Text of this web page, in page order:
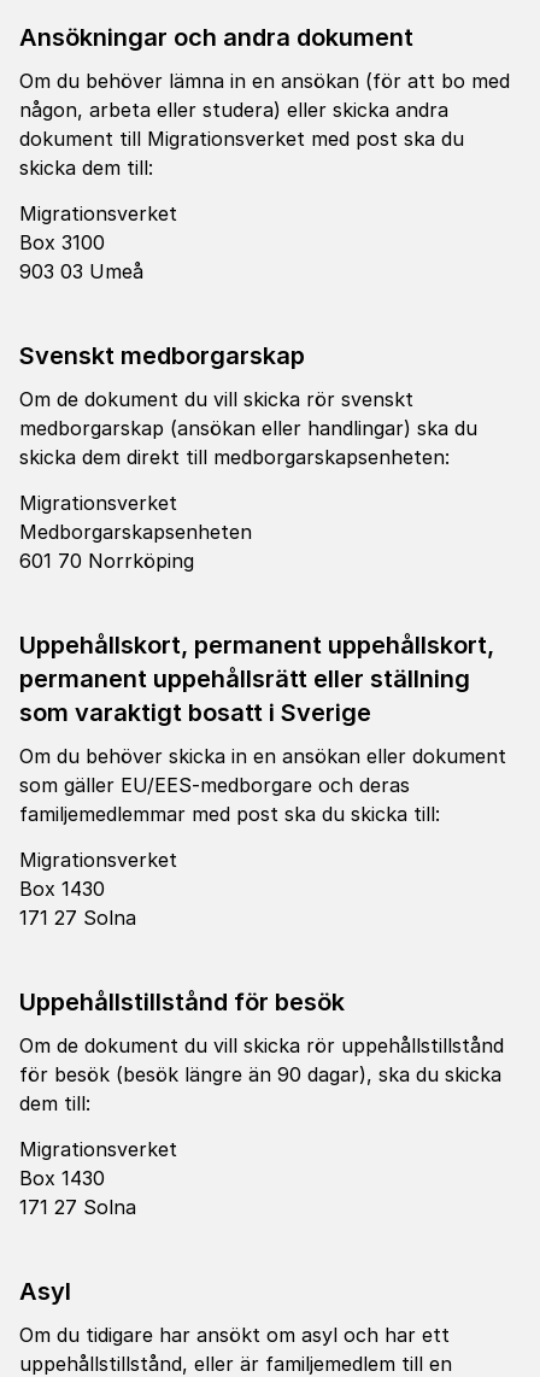
Ansökningar och andra dokument
Om du behöver lämna in en ansökan (för att bo med
någon, arbeta eller studera) eller skicka andra
dokument till Migrationsverket med post ska du
skicka dem till:
Migrationsverket
Box 3100
903 03 Umeå
Svenskt medborgarskap
Om de dokument du vill skicka rör svenskt
medborgarskap (ansökan eller handlingar) ska du
skicka dem direkt till medborgarskapsenheten:
Migrationsverket
Medborgarskapsenheten
601 70 Norrköping
Uppehållskort, permanent uppehållskort,
permanent uppehållsrätt eller ställning
som varaktigt bosatt i Sverige
Om du behöver skicka in en ansökan eller dokument
som gäller EU/EES-medborgare och deras
familjemedlemmar med post ska du skicka till:
Migrationsverket
Box 1430
171 27 Solna
Uppehållstillstånd för besök
Om de dokument du vill skicka rör uppehållstillstånd
för besök (besök längre än 90 dagar), ska du skicka
dem till:
Migrationsverket
Box 1430
171 27 Solna
Asyl
Om du tidigare har ansökt om asyl och har ett
uppehållstillstånd, eller är familjemedlem till en